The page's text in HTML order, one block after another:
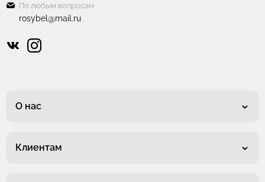
По любым вопросам
rosybel@mail.ru
О нас
Клиентам